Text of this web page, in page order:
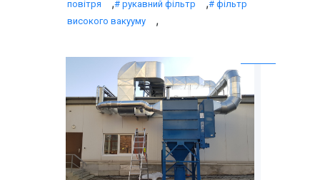
повітря
, рукавний фільтр ,
фільтр
високого вакууму
,